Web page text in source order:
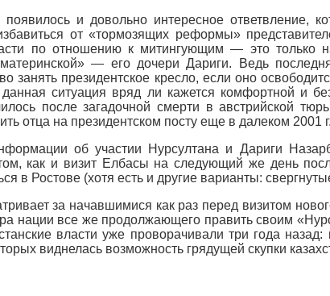
и довольно интересное ответвление,
от «тормозящих реформы»
по отношению к митингующим — это
— его дочери Дариги. Ведь
занять президентское кресло, если оно
данная ситуация вряд ли кажется комфортной и
после загадочной смерти в
отца на президентском посту еще в далеком 2001 г.
об участии Нурсултана и Дариги
как и визит Елбасы на следующий же день
в Ростове (хотя есть и другие варианты:
за начавшимися как раз перед визитом
нации все же продолжающего править своим
власти уже проворачивали три года
виднелась возможность грядущей скупки